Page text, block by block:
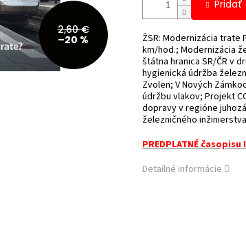
2,60 €
–20 %
Pridať
ŽSR: Modernizácia trate
km/hod.; Modernizácia
štátna hranica SR/ČR v
hygienická údržba
Zvolen; V Nových
údržbu vlakov; Projekt
dopravy v regióne
železničného
PREDPLATNÉ časopisu
Detailné informácie